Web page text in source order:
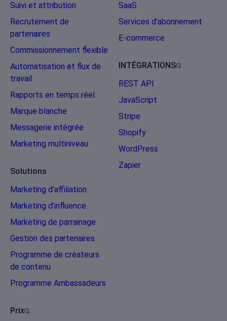
Suivi et attribution
Recrutement de
partenaires
Commissionnement flexible
Automatisation et flux de
travail
Rapports en temps réel
Marque blanche
Messagerie intégrée
Marketing multiniveau
Solutions
Marketing d’affiliation
Marketing d’influence
Marketing de parrainage
Gestion des partenaires
Programme de créateurs
de contenu
Programme Ambassadeurs
SaaS
Services d’abonnement
E-commerce
INTÉGRATIONS
REST API
JavaScript
Stripe
Shopify
WordPress
Zapier
Prix